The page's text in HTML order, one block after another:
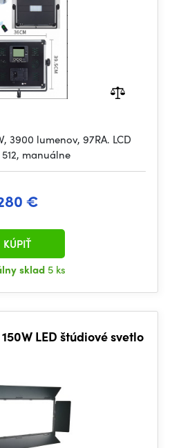
3900 lumenov, 97RA. LCD
manuálne
€
sklad 5 ks
KÚPIŤ
LED štúdiové svetlo